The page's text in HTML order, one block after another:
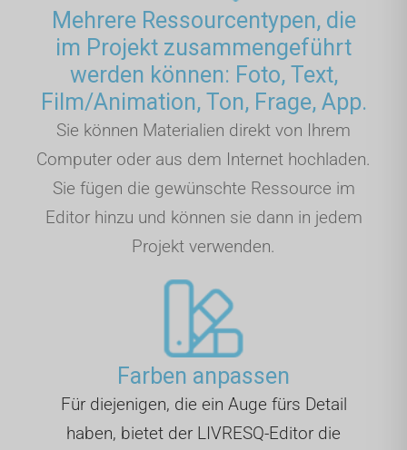
Mehrere Ressourcentypen, die
im Projekt zusammengeführt
werden können: Foto, Text,
Film/Animation, Ton, Frage, App.
Sie können Materialien direkt von Ihrem
Computer oder aus dem Internet hochladen.
Sie fügen die gewünschte Ressource im
Editor hinzu und können sie dann in jedem
Projekt verwenden.
Farben anpassen
Für diejenigen, die ein Auge fürs Detail
haben, bietet der LIVRESQ-Editor die